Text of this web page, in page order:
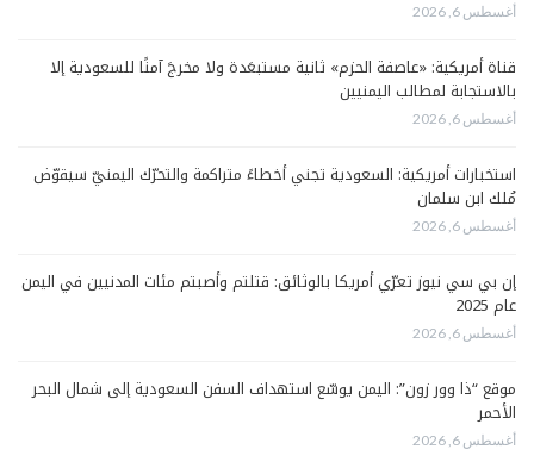
أغسطس 6, 2026
قناة أمريكية: «عاصفة الحزم» ثانية مستبعَدة ولا مخرجَ آمنًا للسعودية إلا
بالاستجابة لمطالب اليمنيين
أغسطس 6, 2026
استخبارات أمريكية: السعودية تجني أخطاءً متراكمة والتحرّك اليمنيّ سيقوّض
مُلك ابن سلمان
أغسطس 6, 2026
إن بي سي نيوز تعرّي أمريكا بالوثائق: قتلتم وأصبتم مئات المدنيين في اليمن
عام 2025
أغسطس 6, 2026
موقع “ذا وور زون”: اليمن يوسّع استهداف السفن السعودية إلى شمال البحر
الأحمر
أغسطس 6, 2026